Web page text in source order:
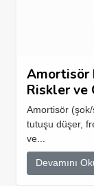
Amortisör
Riskler ve
Amortisör
tutuşu düşer,
ve...
Devamını